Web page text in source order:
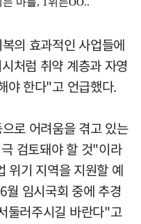
의 효과적인 사업들에
처럼 취약 계층과 자영
야 한다"고 언급했다.
로 어려움을 겪고 있는
검토돼야 할 것"이라
위기 지역을 지원할 예
월 임시국회 중에 추경
둘러주시길 바란다"고